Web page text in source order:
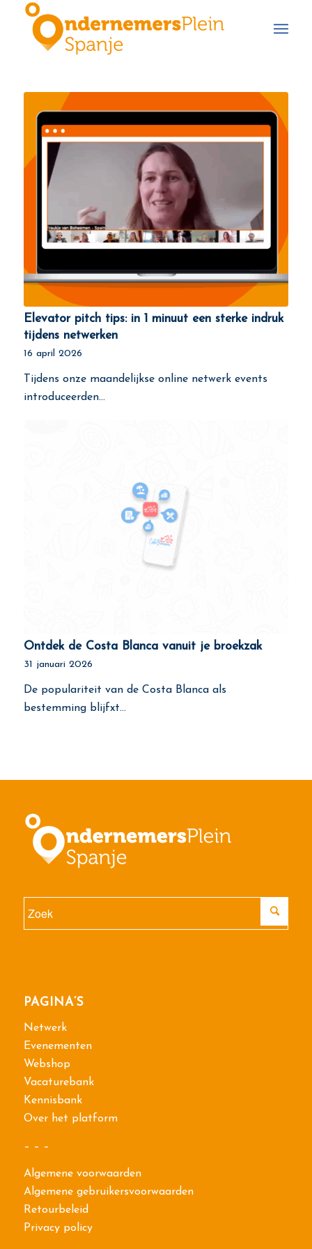
Elevator pitch tips: in 1 minuut een sterke indruk
tijdens netwerken
16 april 2026
Tijdens onze maandelijkse online netwerk events
introduceerden…
Ontdek de Costa Blanca vanuit je broekzak
31 januari 2026
De populariteit van de Costa Blanca als
bestemming blijfxt…
PAGINA’S
Netwerk
Evenementen
Webshop
Vacaturebank
Kennisbank
Over het platform
– – –
Algemene voorwaarden
Algemene gebruikersvoorwaarden
Retourbeleid
Privacy policy